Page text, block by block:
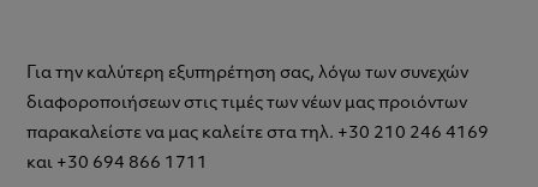
Για την καλύτερη εξυπηρέτηση σας, λόγω των συνεχών
διαφοροποιήσεων στις τιμές των νέων μας προιόντων
παρακαλείστε να μας καλείτε στα τηλ. +30 210 246 4169
και +30 694 866 1711